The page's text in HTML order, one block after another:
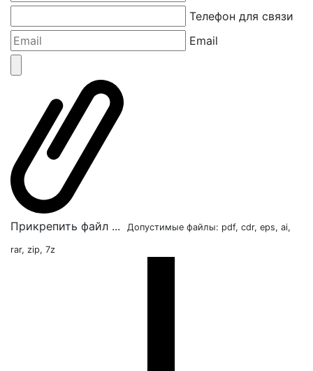
Телефон для связи
Email
Прикрепить файл ... Допустимые файлы: pdf, cdr, eps, ai,
rar, zip, 7z